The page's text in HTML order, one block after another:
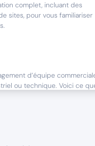
complet, incluant des
sites, pour vous familiariser
d’équipe
ou technique. Voici ce